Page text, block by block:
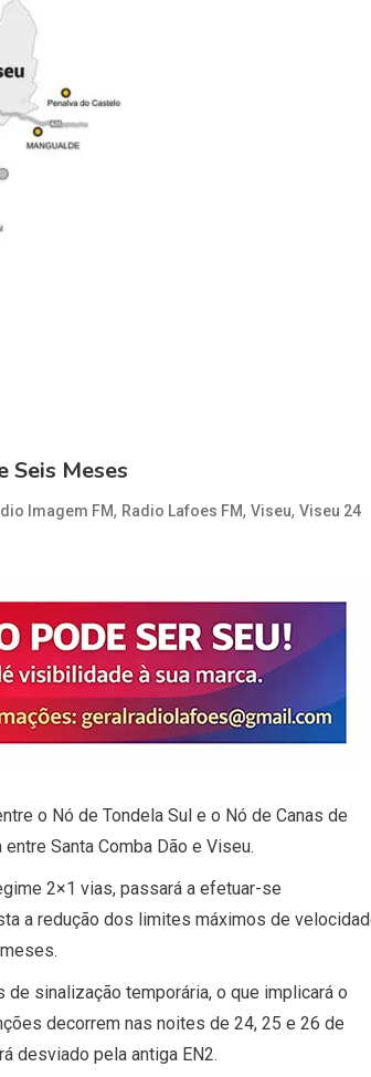
Seis Meses
Imagem FM, Radio Lafoes FM, Viseu, Viseu 24
o Nó de Tondela Sul e o Nó de Canas de
Santa Comba Dão e Viseu.
2×1 vias, passará a efetuar-se
a redução dos limites máximos de
sinalização temporária, o que implicará o
decorrem nas noites de 24, 25 e 26 de
desviado pela antiga EN2.